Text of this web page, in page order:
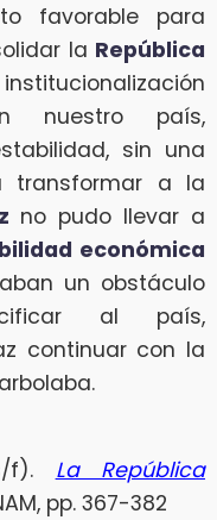
favorable para
la República
nuestro país,
sin una
transformar a la
no pudo llevar a
económica
un obstáculo
al país,
continuar con la
f). La República
pp. 367-382